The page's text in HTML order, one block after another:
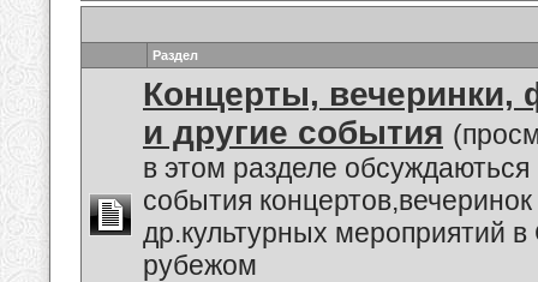
Раздел
Концерты, вечеринки,
и другие события
в этом разделе
события
др.культурных мероприятий
рубежом